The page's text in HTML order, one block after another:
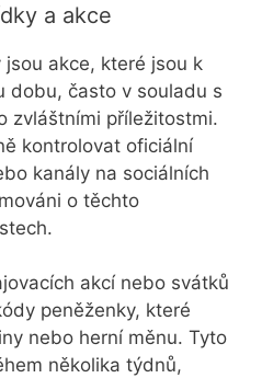
a akce
akce, které jsou k
dobu, často v souladu s
zvláštními příležitostmi.
kontrolovat oficiální
kanály na sociálních
o těchto
akcí nebo svátků
peněženky, které
nebo herní měnu. Tyto
několika týdnů,